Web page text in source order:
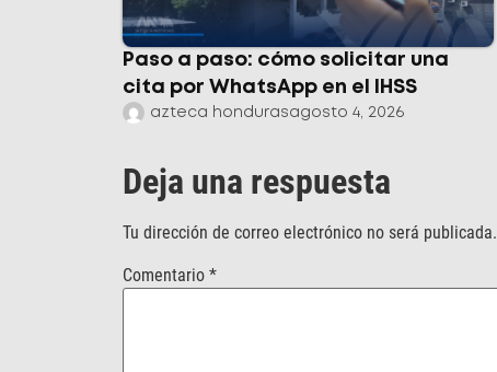
Paso a paso: cómo solicitar una
cita por WhatsApp en el IHSS
azteca hondurasagosto 4, 2026
Deja una respuesta
Tu dirección de correo electrónico no será publicada.
Comentario *